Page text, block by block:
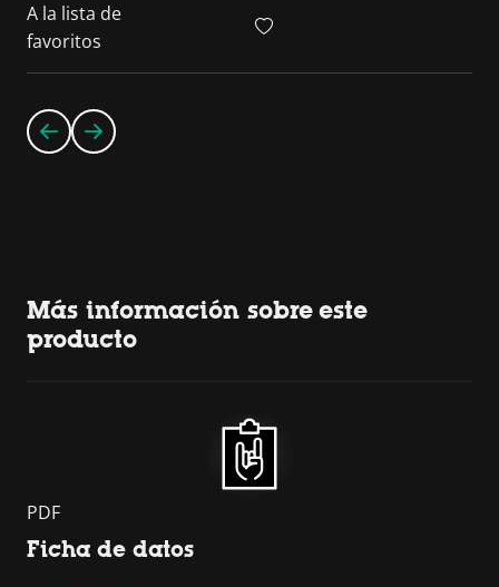
A la lista de
favoritos
Más información sobre este
producto
PDF
Ficha de datos